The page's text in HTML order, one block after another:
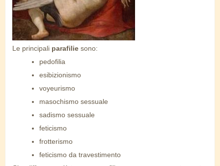
Le principali parafilie sono:
pedofilia
esibizionismo
voyeurismo
masochismo sessuale
sadismo sessuale
feticismo
frotterismo
feticismo da travestimento